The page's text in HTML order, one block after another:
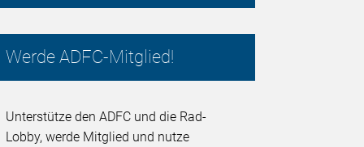
Werde ADFC-Mitglied!
Unterstütze den ADFC und die Rad-
Lobby, werde Mitglied und nutze